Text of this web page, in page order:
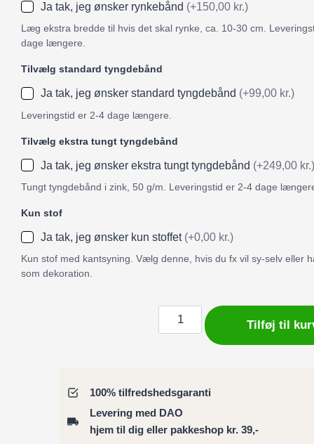
Ja tak, jeg ønsker rynkebånd (+150,00 kr.)
Læg ekstra bredde til hvis det skal rynke, ca. 10-30 cm.
dage længere.
Tilvælg standard tyngdebånd
Ja tak, jeg ønsker standard tyngdebånd (+99,00 kr.)
Leveringstid er 2-4 dage længere.
Tilvælg ekstra tungt tyngdebånd
Ja tak, jeg ønsker ekstra tungt tyngdebånd (+249,00 kr.)
Tungt tyngdebånd i zink, 50 g/m. Leveringstid er 2-4 dage
Kun stof
Ja tak, jeg ønsker kun stoffet (+0,00 kr.)
Kun stof med kantsyning. Vælg denne, hvis du fx vil sy-selv eller
som dekoration.
Badeforhæng
/
Bruseforhæng
skeletter
og
blomster
Tilføj til
100% tilfredshedsgaranti
Levering med DAO
hjem til dig eller pakkeshop kr. 39,-